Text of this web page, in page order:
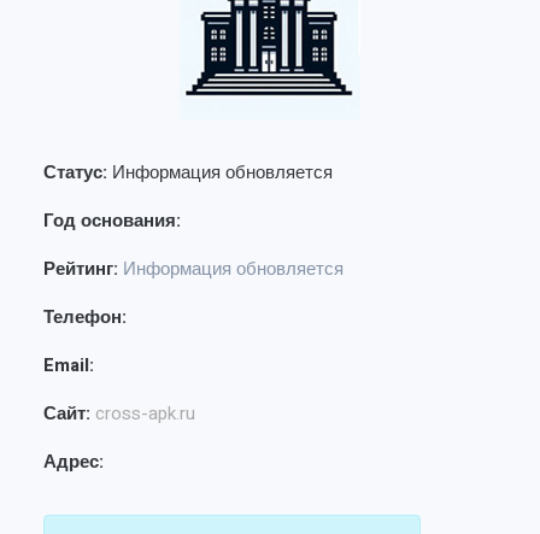
Статус: Информация обновляется
Год основания:
Рейтинг: Информация обновляется
Телефон:
Email:
Сайт: cross-apk.ru
Адрес: